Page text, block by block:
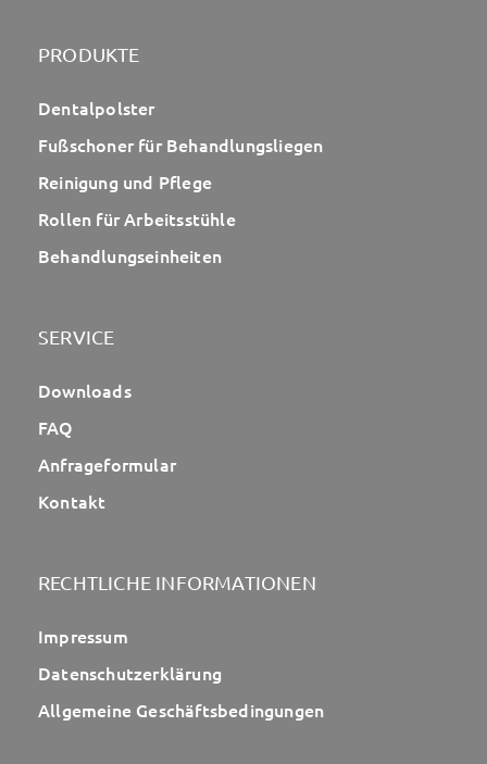
PRODUKTE
Dentalpolster
Fußschoner für Behandlungsliegen
Reinigung und Pflege
Rollen für Arbeitsstühle
Behandlungseinheiten
SERVICE
Downloads
FAQ
Anfrageformular
Kontakt
RECHTLICHE INFORMATIONEN
Impressum
Datenschutzerklärung
Allgemeine Geschäftsbedingungen